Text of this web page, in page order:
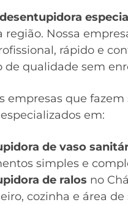
desentupidora
região. Nossa
rápido e
qualidade sem
empresas que
em:
de vaso
simples e
de ralos no
cozinha e área de